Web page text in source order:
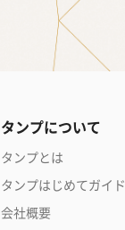
タンプについて
タンプとは
タンプはじめてガイド
会社概要